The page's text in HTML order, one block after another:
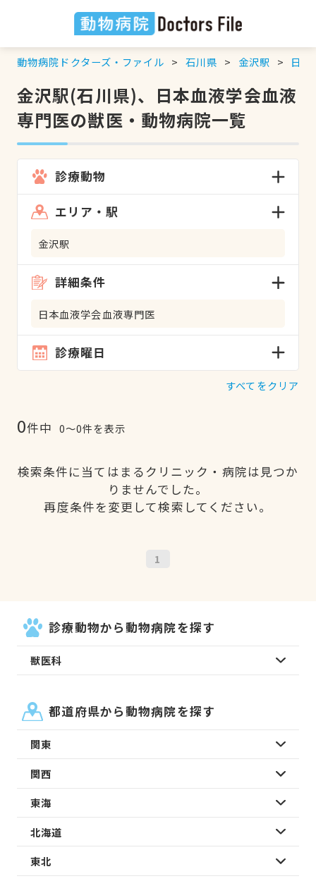
動物病院ドクターズ・ファイル 石川県 金沢駅 日本
金沢駅(石川県)、日本血液学会血液
専門医の獣医・動物病院一覧
診療動物
エリア・駅
金沢駅
詳細条件
日本血液学会血液専門医
診療曜日
すべてをクリア
0件中 0〜0件を表示
検索条件に当てはまるクリニック・病院は見つか
りませんでした。
再度条件を変更して検索してください。
1
診療動物から動物病院を探す
獣医科
都道府県から動物病院を探す
関東
関西
東海
北海道
東北